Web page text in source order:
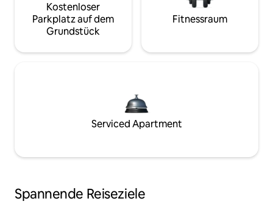
Kostenloser
Parkplatz auf dem
Grundstück
Fitnessraum
Serviced Apartment
Spannende Reiseziele